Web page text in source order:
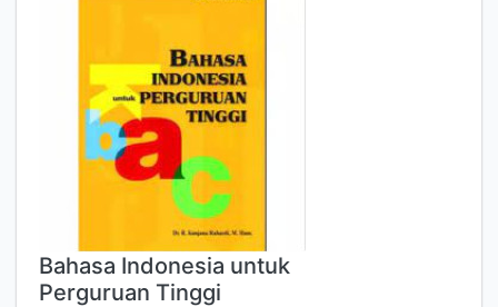
Bahasa Indonesia untuk
Perguruan Tinggi